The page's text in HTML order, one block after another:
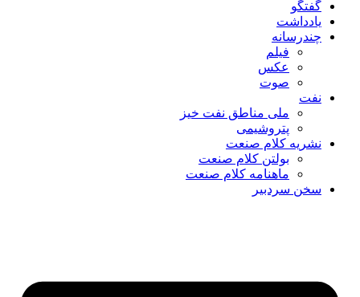
گفتگو
یادداشت
چندرسانه
فیلم
عکس
صوت
نفت
ملی مناطق نفت خیز
پتروشیمی
نشریه کلام صنعت
بولتن کلام صنعت
ماهنامه کلام صنعت
سخن سردبیر